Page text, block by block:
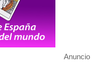
Anuncio